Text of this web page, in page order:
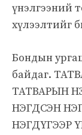
үнэлгээний
хүлээлтийг
Бондын
байдаг.
ТАТВАРЫН
НЭГДСЭН
НЭГДҮГЭЭР